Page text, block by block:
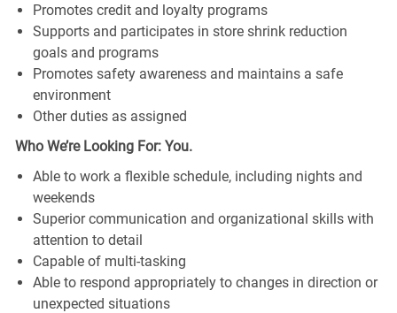
Promotes credit and loyalty programs
Supports and participates in store shrink reduction
goals and programs
Promotes safety awareness and maintains a safe
environment
Other duties as assigned
Who We’re Looking For: You.
Able to work a flexible schedule, including nights and
weekends
Superior communication and organizational skills with
attention to detail
Capable of multi-tasking
Able to respond appropriately to changes in direction or
unexpected situations